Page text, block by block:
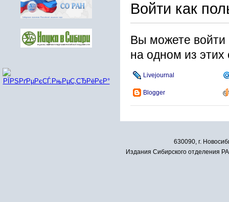
Войти как
Вы можете войти
на одном из этих
Livejournal
Blogger
630090, г.
Издания Сибирского отделения